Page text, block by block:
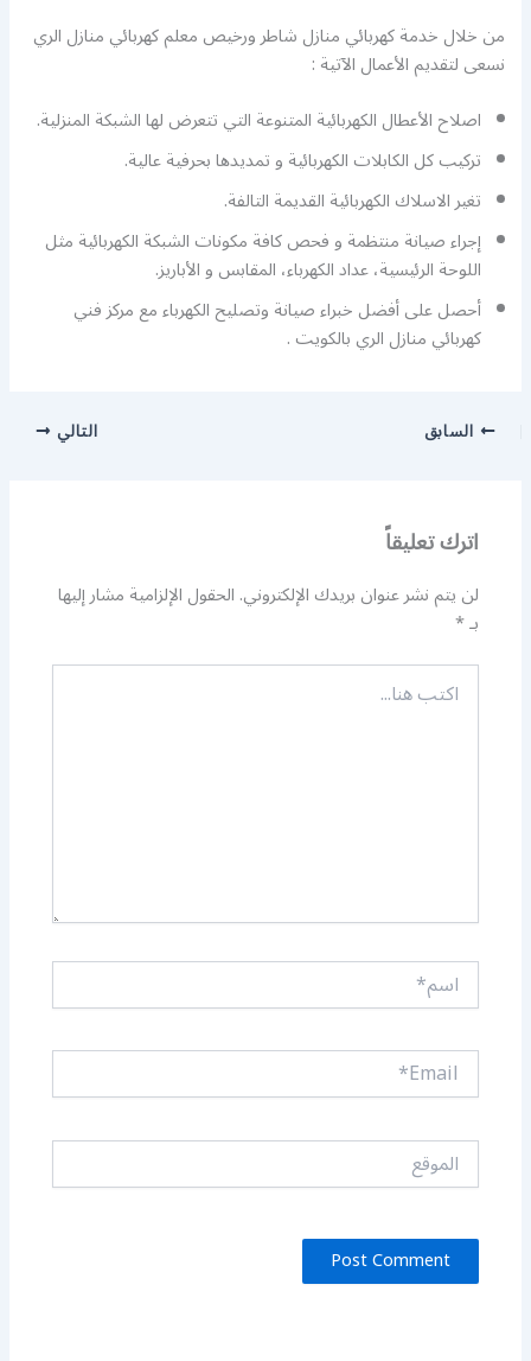
من خلال خدمة كهربائي منازل شاطر ورخيص معلم كهربائي منازل الري
نسعى لتقديم الأعمال الآتية :
اصلاح الأعطال الكهربائية المتنوعة التي تتعرض لها الشبكة المنزلية.
تركيب كل الكابلات الكهربائية و تمديدها بحرفية عالية.
تغير الاسلاك الكهربائية القديمة التالفة.
إجراء صيانة منتظمة و فحص كافة مكونات الشبكة الكهربائية مثل
اللوحة الرئيسية، عداد الكهرباء، المقابس و الأباريز.
أحصل على أفضل خبراء صيانة وتصليح الكهرباء مع مركز فني
كهربائي منازل الري بالكويت .
السابق التالي
اترك تعليقاً
لن يتم نشر عنوان بريدك الإلكتروني.الحقول الإلزامية مشار إليها
بـ*
اكتب
هنا...
اسم*
Email*
الموقع